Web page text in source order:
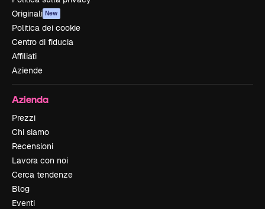
Originali New
Politica dei cookie
Centro di fiducia
Affiliati
Aziende
Azienda
Prezzi
Chi siamo
Recensioni
Lavora con noi
Cerca tendenze
Blog
Eventi